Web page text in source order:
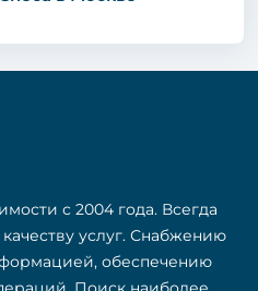
с 2004 года. Всегда
услуг. Снабжению
обеспечению